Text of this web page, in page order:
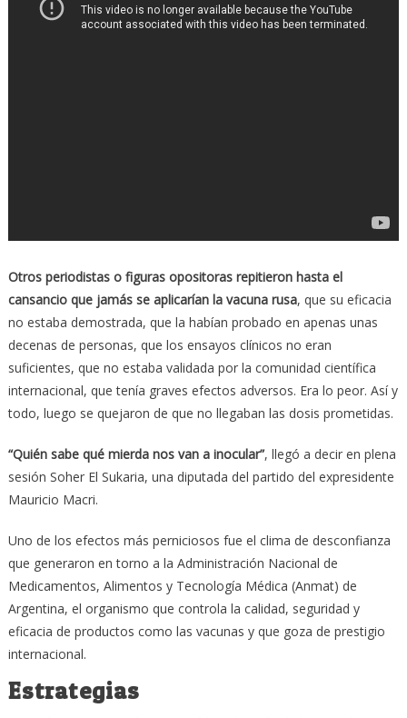
Otros periodistas o figuras opositoras repitieron hasta el
cansancio que jamás se aplicarían la vacuna rusa, que su eficacia
no estaba demostrada, que la habían probado en apenas unas
decenas de personas, que los ensayos clínicos no eran
suficientes, que no estaba validada por la comunidad científica
internacional, que tenía graves efectos adversos. Era lo peor. Así y
todo, luego se quejaron de que no llegaban las dosis prometidas.
“Quién sabe qué mierda nos van a inocular”, llegó a decir en plena
sesión Soher El Sukaria, una diputada del partido del expresidente
Mauricio Macri.
Uno de los efectos más perniciosos fue el clima de desconfianza
que generaron en torno a la Administración Nacional de
Medicamentos, Alimentos y Tecnología Médica (Anmat) de
Argentina, el organismo que controla la calidad, seguridad y
eficacia de productos como las vacunas y que goza de prestigio
internacional.
Estrategias